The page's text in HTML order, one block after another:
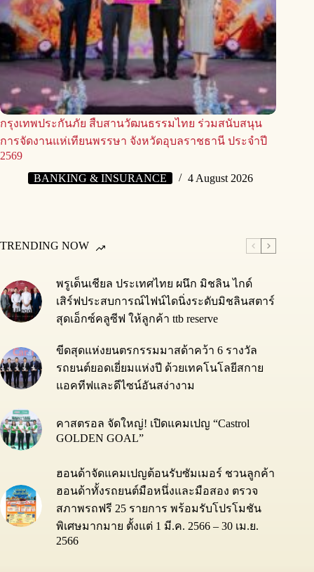
กรุงเทพประกันภัย สืบสานวัฒนธรรมไทย ร่วมสนับสนุน
การจัดงานแห่เทียนพรรษา จังหวัดอุบลราชธานี ประจำปี
2569
BANKING & INSURANCE
4 August 2026
TRENDING NOW
พรูเด็นเชียล ประเทศไทย ผนึก มิชลิน ไกด์
เสิร์ฟประสบการณ์ไฟน์ไดนิ่งระดับมิชลินสตาร์
สุดเอ็กซ์คลูซีฟ ให้ลูกค้า ttb reserve
ขีดสุดแห่งยนตรกรรมมาสด้าคว้า 6 รางวัล
รถยนต์ยอดเยี่ยมแห่งปี ด้วยเทคโนโลยีสกาย
แอคทีฟและดีไซน์อันสง่างาม
คาสตรอล จัดใหญ่! เปิดแคมเปญ “Castrol
GOLDEN GOAL”
ฮอนด้าจัดแคมเปญต้อนรับซัมเมอร์ ชวนลูกค้า
ฮอนด้าทั้งรถยนต์มือหนึ่งและมือสอง ตรวจ
สภาพรถฟรี 25 รายการ พร้อมรับโปรโมชัน
พิเศษมากมาย ตั้งแต่ 1 มี.ค. 2566 – 30 เม.ย.
2566